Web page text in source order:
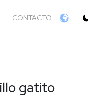
CONTACTO
gatito